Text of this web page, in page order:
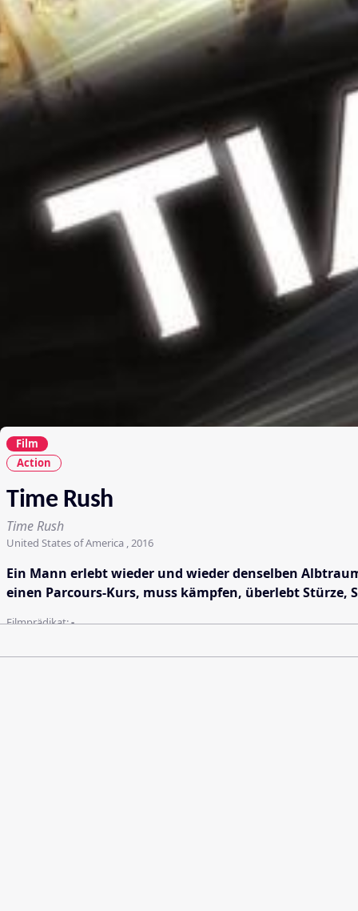
Film
Action
Time Rush
Time Rush
United States of America , 2016
Ein Mann erlebt wieder und wieder denselben
einen Parcours-Kurs, muss kämpfen, überlebt
Filmprädikat:-